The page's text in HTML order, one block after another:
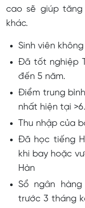
cao sẽ giúp
khác.
Sinh viên
Đã tốt nghiệp
đến 5 năm.
Điểm trung
nhất hiện tại
Thu nhập của
Đã học tiếng
khi bay hoặc
Hàn
Sổ ngân
trước 3 tháng